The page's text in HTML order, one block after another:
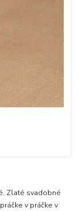
Zlaté svadobné
v práčke v